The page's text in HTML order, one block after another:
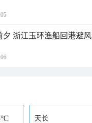
夕 浙江玉环渔船回港避风
天长